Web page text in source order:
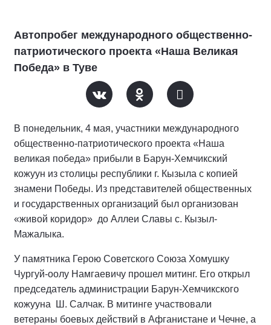
Автопробег международного общественно-
патриотического проекта «Наша Великая
Победа» в Туве
В понедельник, 4 мая, участники международного
общественно-патриотического проекта «Наша
великая победа» прибыли в Барун-Хемчикский
кожуун из столицы республики г. Кызыла с копией
знамени Победы. Из представителей общественных
и государственных организаций был организован
«живой коридор» до Аллеи Славы с. Кызыл-
Мажалыка.
У памятника Герою Советского Союза Хомушку
Чургуй-оолу Намгаевичу прошел митинг. Его открыл
председатель администрации Барун-Хемчикского
кожууна Ш. Салчак. В митинге участвовали
ветераны боевых действий в Афганистане и Чечне, а